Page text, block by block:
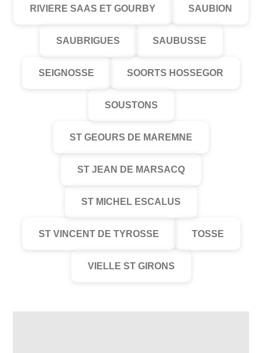
RIVIERE SAAS ET GOURBY SAUBION
SAUBRIGUES SAUBUSSE
SEIGNOSSE SOORTS HOSSEGOR
SOUSTONS
ST GEOURS DE MAREMNE
ST JEAN DE MARSACQ
ST MICHEL ESCALUS
ST VINCENT DE TYROSSE TOSSE
VIELLE ST GIRONS